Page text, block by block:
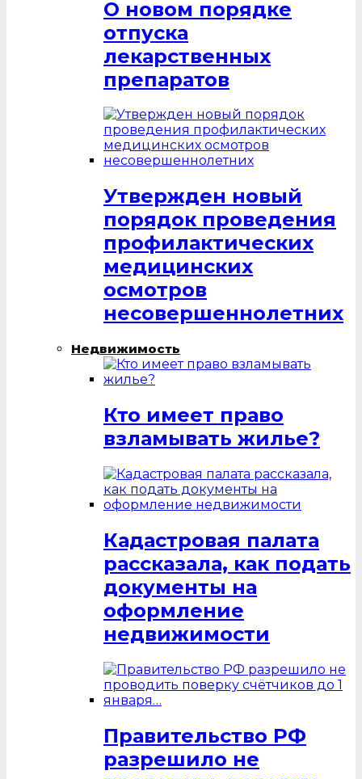
О новом порядке
отпуска
лекарственных
препаратов
Утвержден новый
порядок проведения
профилактических
медицинских
осмотров
несовершеннолетних
Недвижимость
Кто имеет право
взламывать жилье?
Кадастровая палата
рассказала, как подать
документы на
оформление
недвижимости
Правительство РФ
разрешило не